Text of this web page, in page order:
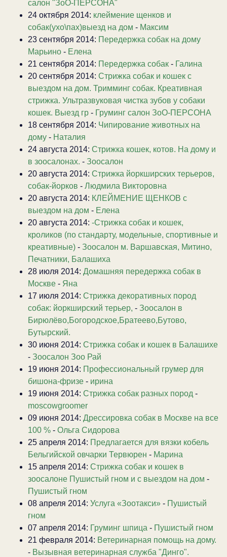
салон "ЗоО-ПЕРСОНА"
24 октября 2014: клеймение щенков и
собак(ухо\пах)выезд на дом - Максим
23 сентября 2014: Передержка собак на дому
Марьино - Елена
21 сентября 2014: Передержка собак - Галина
20 сентября 2014: Стрижка собак и кошек с
выездом на дом. Тримминг собак. Креативная
стрижка. Ультразвуковая чистка зубов у собаки
кошек. Выезд гр - Груминг салон ЗоО-ПЕРСОНА
18 сентября 2014: Чипирование животных на
дому - Наталия
24 августа 2014: Стрижка кошек, котов. На дому и
в зоосалонах. - Зоосалон
20 августа 2014: Стрижка йоркширских терьеров,
собак-йорков - Людмила Викторовна
20 августа 2014: КЛЕЙМЕНИЕ ЩЕНКОВ с
выездом на дом - Елена
20 августа 2014: -Стрижка собак и кошек,
кроликов (по стандарту, модельные, спортивные и
креативные) - Зоосалон м. Варшавская, Митино,
Печатники, Балашиха
28 июля 2014: Домашняя передержка собак в
Москве - Яна
17 июля 2014: Стрижка декоративных пород
собак: йоркширский терьер, - Зоосалон в
Бирюлёво,Богородское,Братеево,Бутово,
Бутырский.
30 июня 2014: Стрижка собак и кошек в Балашихе
- Зоосалон Зоо Рай
19 июня 2014: Профессиональный грумер для
бишона-фризе - ирина
19 июня 2014: Стрижка собак разных пород -
moscowgroomer
09 июня 2014: Дрессировка собак в Москве на все
100 % - Ольга Сидорова
25 апреля 2014: Предлагается для вязки кобель
Бельгийской овчарки Тервюрен - Марина
15 апреля 2014: Стрижка собак и кошек в
зоосалоне Пушистый гном и с выездом на дом -
Пушистый гном
08 апреля 2014: Услуга «Зоотакси» - Пушистый
гном
07 апреля 2014: Груминг шпица - Пушистый гном
21 февраля 2014: Ветеринарная помощь на дому.
- Вызывная ветеринарная служба "Динго".